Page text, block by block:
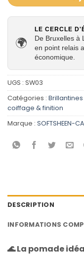
🌍
LE CERCLE
De Bruxelles à
en point relais
économique.
UGS : SW03
Catégories :
coiffage & finition
Marque : SOFTSHEEN-
DESCRIPTION
INFORMATIONS
🌊 La pomade